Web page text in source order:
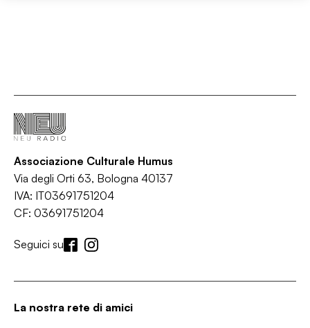
Associazione Culturale Humus
Via degli Orti 63, Bologna 40137
IVA: IT03691751204
CF: 03691751204
Seguici su
La nostra rete di amici